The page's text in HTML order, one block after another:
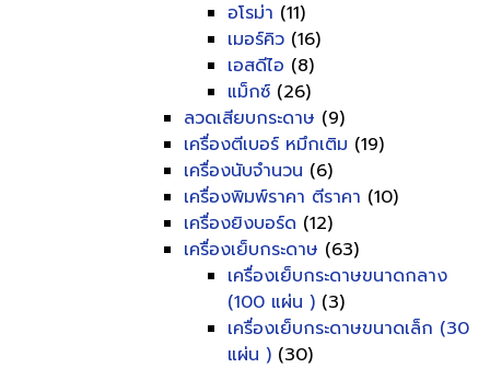
อโรม่า (11)
เมอร์คิว (16)
เอสดีไอ (8)
แม็กซ์ (26)
ลวดเสียบกระดาษ (9)
เครื่องตีเบอร์ หมึกเติม (19)
เครื่องนับจำนวน (6)
เครื่องพิมพ์ราคา ตีราคา (10)
เครื่องยิงบอร์ด (12)
เครื่องเย็บกระดาษ (63)
เครื่องเย็บกระดาษขนาดกลาง
(100 แผ่น ) (3)
เครื่องเย็บกระดาษขนาดเล็ก (30
แผ่น ) (30)